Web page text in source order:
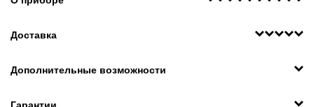
Доставка
Дополнительные возможности